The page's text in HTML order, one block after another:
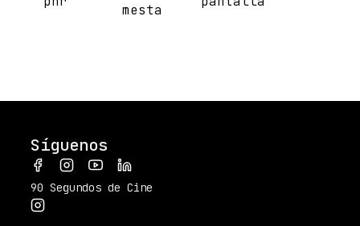
Síguenos
90 Segundos de Cine